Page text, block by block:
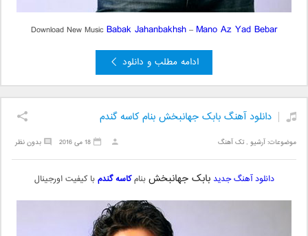
Download New MusicBabak Jahanbakhsh– Mano Az Yad Bebar
ادامه مطلب و دانلود
دانلود آهنگ بابک جهانبخش بنام کاسه گندم
موضوعات:آرشیو ,تک آهنگ بدون نظر 18 می 2016
دانلود آهنگ جدید بابک جهانبخشبنامکاسه گندمبا کیفیت اورجینال